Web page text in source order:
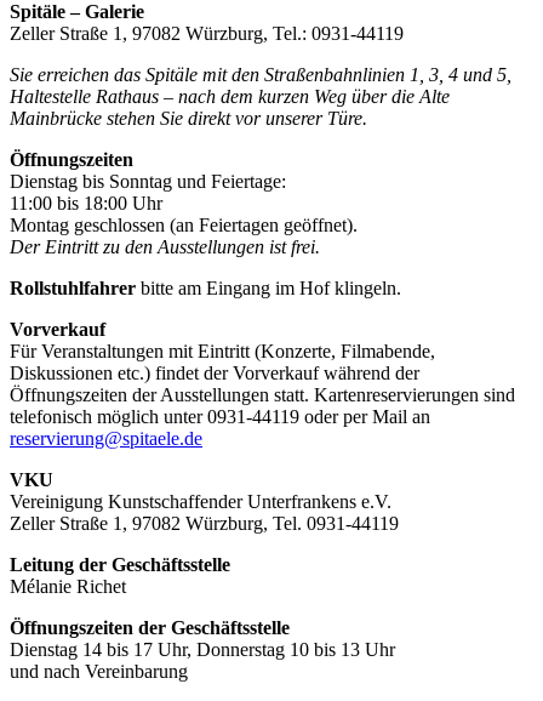
Spitäle – Galerie
Zeller Straße 1, 97082 Würzburg, Tel.: 0931-44119
Sie erreichen das Spitäle mit den Straßenbahnlinien 1, 3, 4 und 5,
Haltestelle Rathaus – nach dem kurzen Weg über die Alte
Mainbrücke stehen Sie direkt vor unserer Türe.
Öffnungszeiten
Dienstag bis Sonntag und Feiertage:
11:00 bis 18:00 Uhr
Montag geschlossen (an Feiertagen geöffnet).
Der Eintritt zu den Ausstellungen ist frei.
Rollstuhlfahrer bitte am Eingang im Hof klingeln.
Vorverkauf
Für Veranstaltungen mit Eintritt (Konzerte, Filmabende,
Diskussionen etc.) findet der Vorverkauf während der
Öffnungszeiten der Ausstellungen statt. Kartenreservierungen sind
telefonisch möglich unter 0931-44119 oder per Mail an
reservierung@spitaele.de
VKU
Vereinigung Kunstschaffender Unterfrankens e.V.
Zeller Straße 1, 97082 Würzburg, Tel. 0931-44119
Leitung der Geschäftsstelle
Mélanie Richet
Öffnungszeiten der Geschäftsstelle
Dienstag 14 bis 17 Uhr, Donnerstag 10 bis 13 Uhr
und nach Vereinbarung